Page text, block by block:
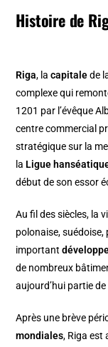
Histoire de
Riga, lacapitalede
complexe qui
1201 par l’évêque
centre commercial
stratégique sur la
la Ligue
début de son essor
Au fil des siècles, la
polonaise,
important
de nombreux
aujourd’hui partie
Après une brève
mondiales, Riga est